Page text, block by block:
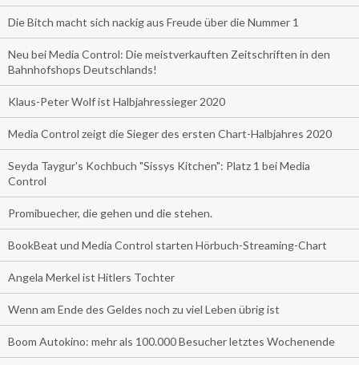
Die Bitch macht sich nackig aus Freude über die Nummer 1
Neu bei Media Control: Die meistverkauften Zeitschriften in den
Bahnhofshops Deutschlands!
Klaus-Peter Wolf ist Halbjahressieger 2020
Media Control zeigt die Sieger des ersten Chart-Halbjahres 2020
Seyda Taygur's Kochbuch "Sissys Kitchen": Platz 1 bei Media
Control
Promibuecher, die gehen und die stehen.
BookBeat und Media Control starten Hörbuch-Streaming-Chart
Angela Merkel ist Hitlers Tochter
Wenn am Ende des Geldes noch zu viel Leben übrig ist
Boom Autokino: mehr als 100.000 Besucher letztes Wochenende